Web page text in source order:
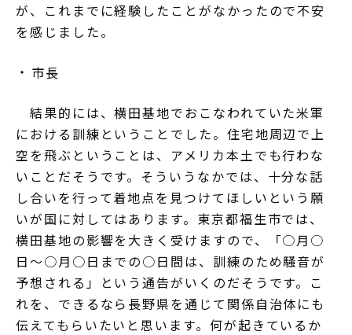
が、これまでに経験したことがなかったので不安
を感じました。
市長
結果的には、横田基地でおこなわれていた米軍
における訓練ということでした。住宅地周辺で上
空を飛ぶということは、アメリカ本土でも行わな
いことだそうです。そういうなかでは、十分な話
し合いを行って着地点を見つけてほしいという願
いが国に対してはあります。東京都福生市では、
横田基地の影響を大きく受けますので、「○月○
日～○月○日までの○日間は、訓練のため騒音が
予想される」という通告がいくのだそうです。こ
れを、できるなら長野県を通じて関係自治体にも
伝えてもらいたいと思います。何が起きているか